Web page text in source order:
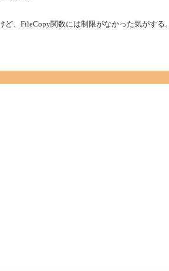
、FileCopy関数には制限がなかった気がする。